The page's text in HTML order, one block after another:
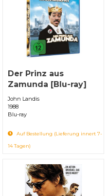
Der Prinz aus
Zamunda [Blu-ray]
John Landis
1988
Blu-ray
Auf Bestellung (Lieferung innert 7-
14 Tagen)